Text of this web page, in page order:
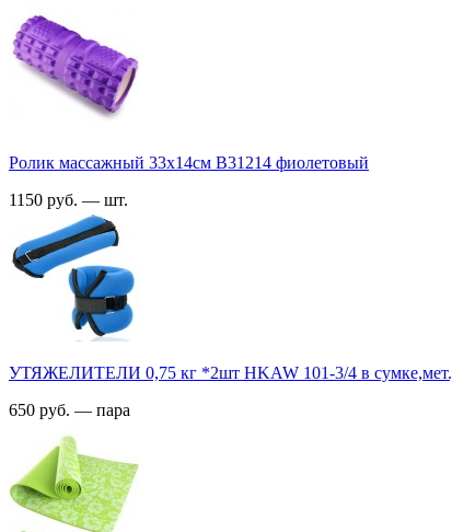
Ролик массажный 33х14см B31214 фиолетовый
1150 руб. — шт.
УТЯЖЕЛИТЕЛИ 0,75 кг *2шт HKAW 101-3/4 в
650 руб. — пара